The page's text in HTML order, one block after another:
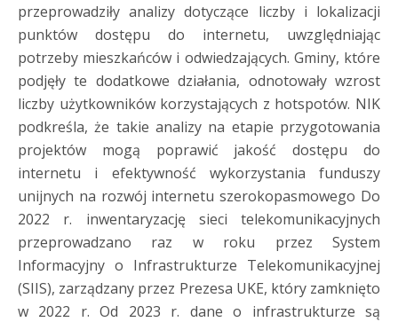
przeprowadziły analizy dotyczące liczby i lokalizacji
punktów dostępu do internetu, uwzględniając
potrzeby mieszkańców i odwiedzających. Gminy, które
podjęły te dodatkowe działania, odnotowały wzrost
liczby użytkowników korzystających z hotspotów. NIK
podkreśla, że takie analizy na etapie przygotowania
projektów mogą poprawić jakość dostępu do
internetu i efektywność wykorzystania funduszy
unijnych na rozwój internetu szerokopasmowego Do
2022 r. inwentaryzację sieci telekomunikacyjnych
przeprowadzano raz w roku przez System
Informacyjny o Infrastrukturze Telekomunikacyjnej
(SIIS), zarządzany przez Prezesa UKE, który zamknięto
w 2022 r. Od 2023 r. dane o infrastrukturze są